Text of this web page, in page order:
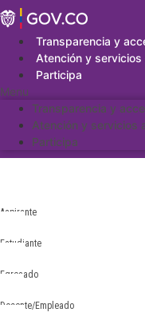
Saltar
al
contenidoTransparencia y
Atención y servicios
Participa
Menu
Transparencia y
Atención y servicios
Participa
Aspirante
Estudiante
Egresado
Docente/Empleado